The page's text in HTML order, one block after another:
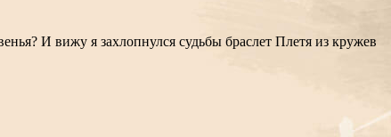
И вижу я захлопнулся судьбы браслет Плетя из кружев